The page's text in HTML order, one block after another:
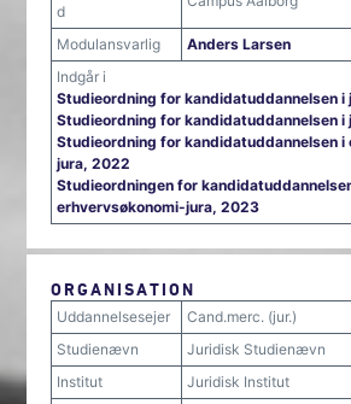
d
Modulansvarlig
Anders Larsen
Indgår i
Studieordning for kandidatuddannelsen i
Studieordning for kandidatuddannelsen i
Studieordning for kandidatuddannelsen i
jura, 2022
Studieordningen for
erhvervsøkonomi-jura, 2023
ORGANISATION
Uddannelsesejer
Cand.merc. (jur.)
Studienævn
Juridisk Studienævn
Institut
Juridisk Institut